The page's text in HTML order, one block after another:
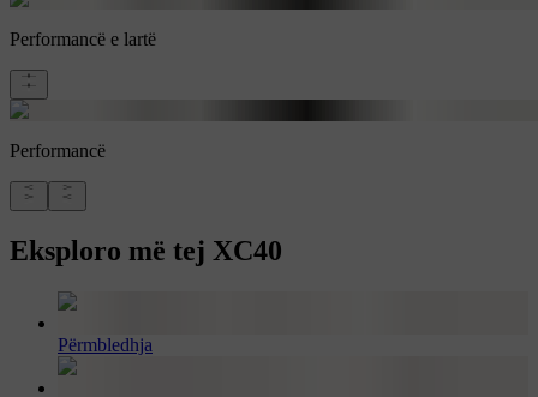
Performancë e lartë
Performancë
Eksploro më tej XC40
Përmbledhja